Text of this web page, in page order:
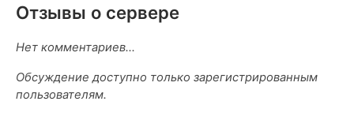
Отзывы о сервере
Нет комментариев...
Обсуждение доступно только зарегистрированным
пользователям.